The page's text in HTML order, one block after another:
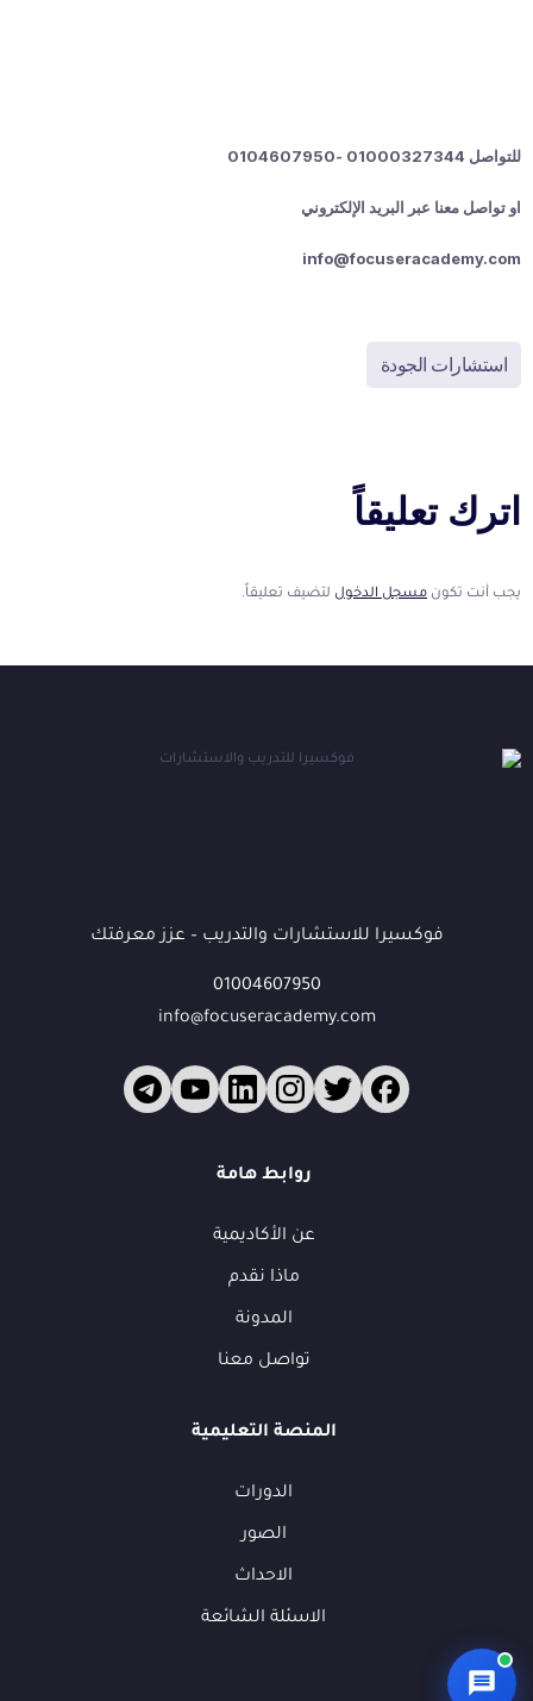
للتواصل ⁦01000327344⁩ -0104607950
او تواصل معنا عبر البريد الإلكتروني
info@focuseracademy.com
استشارات الجودة
اترك تعليقاً
يجب أنت تكون مسجل الدخول لتضيف تعليقاً.
فوكسيرا للاستشارات والتدريب – عزز معرفتك
01004607950
info@focuseracademy.com
روابط هامة
عن الأكاديمية
ماذا نقدم
المدونة
تواصل معنا
المنصة التعليمية
الدورات
الصور
الاحداث
الاسئلة الشائعة
👋
أهلاً بك في فوكسيرا!
ما الذي تبحث عنه؟